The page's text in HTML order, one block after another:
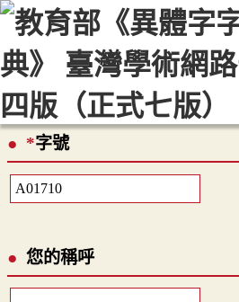
::: 最新消息 常見問題 編輯說明
顯示模式
網站導覽
*字號
您的稱呼